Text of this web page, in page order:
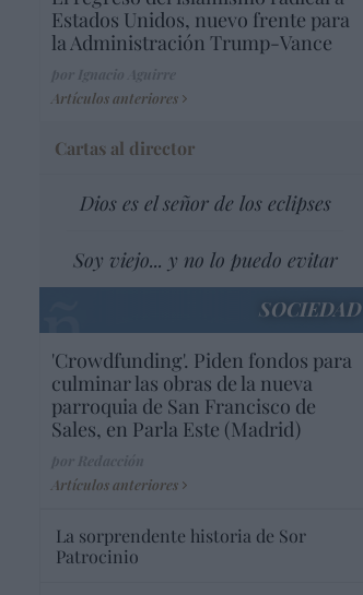
Estados Unidos, nuevo frente para
la Administración Trump-Vance
Artículos anteriores
Cartas al director
Dios es el señor de los eclipses
Soy viejo... y no lo puedo evitar
SOCIEDAD
'Crowdfunding'. Piden fondos para
culminar las obras de la nueva
parroquia de San Francisco de
Sales, en Parla Este (Madrid)
Artículos anteriores
La sorprendente historia de Sor
Patrocinio